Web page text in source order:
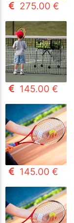
275.00 €
145.00 €
145.00 €